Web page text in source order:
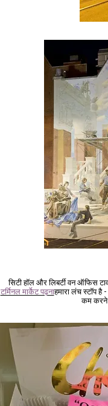
सिटी हॉल और लिबर्टी वन ऑफिस
टर्मिनल मार्केट पढ़नाहमारा लंच स्टॉप
कम करने